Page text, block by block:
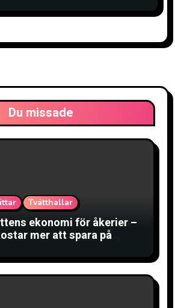
Du missade
Tvätthallar
ekonomi för åkerier –
mer att spara på